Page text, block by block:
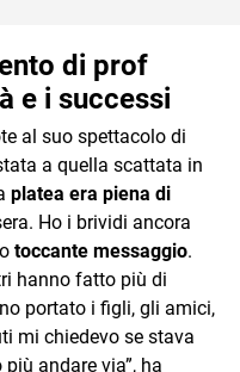
di prof
e i successi
al suo spettacolo di
a quella scattata in
platea era piena di
Ho i brividi ancora
toccante messaggio.
hanno fatto più di
portato i figli, gli amici,
mi chiedevo se stava
andare via”, ha